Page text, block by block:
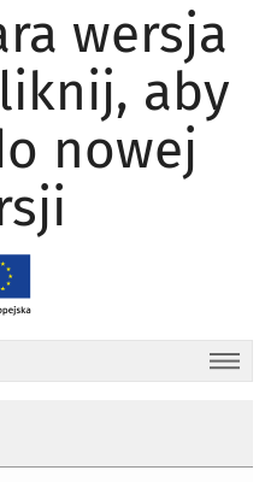
wersja
aby
nowej